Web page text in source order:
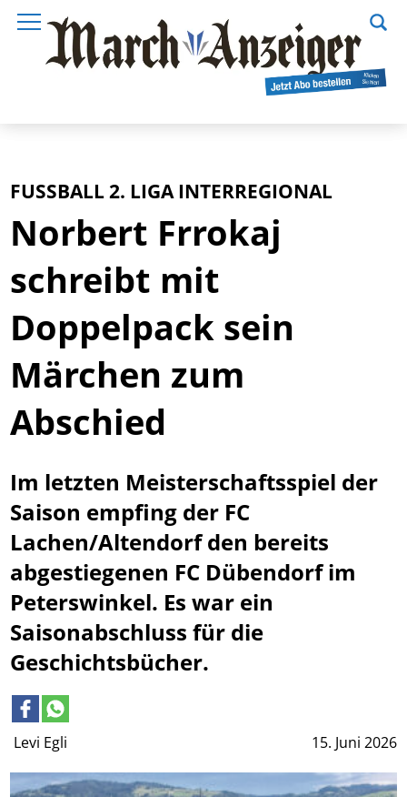
Levi Egli 15. Juni 2026
FUSSBALL 2. LIGA INTERREGIONAL
Norbert Frrokaj
schreibt mit
Doppelpack sein
Märchen zum
Abschied
Im letzten Meisterschaftsspiel der
Saison empfing der FC
Lachen/Altendorf den bereits
abgestiegenen FC Dübendorf im
Peterswinkel. Es war ein
Saisonabschluss für die
Geschichtsbücher.